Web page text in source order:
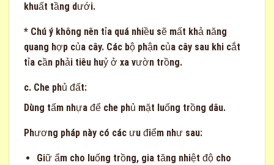
khuất tầng dưới.
* Chú ý không nên tỉa quá nhiều sẽ mất khả năng
quang hợp của cây. Các bộ phận của cây sau khi cắt
tỉa cần phải tiêu huỷ ở xa vườn trồng.
c. Che phủ đất:
Dùng tấm nhựa để che phủ mặt luống trồng dâu.
Phương pháp này có các ưu điểm như sau:
Giữ ẩm cho luống trồng, gia tăng nhiệt độ cho